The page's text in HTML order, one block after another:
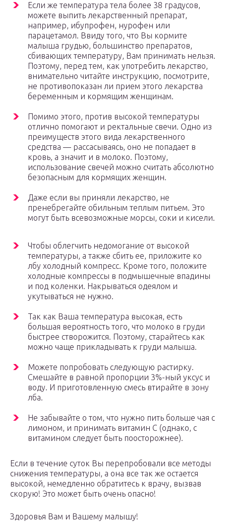
Если же температура тела более 38 градусов,
можете выпить лекарственный препарат,
например, ибупрофен, нурофен или
парацетамол. Ввиду того, что Вы кормите
малыша грудью, большинство препаратов,
сбивающих температуру, Вам принимать нельзя.
Поэтому, перед тем, как употребить лекарство,
внимательно читайте инструкцию, посмотрите,
не противопоказан ли прием этого лекарства
беременным и кормящим женщинам.
Помимо этого, против высокой температуры
отлично помогают и ректальные свечи. Одно из
преимуществ этого вида лекарственного
средства — рассасываясь, оно не попадает в
кровь, а значит и в молоко. Поэтому,
использование свечей можно считать абсолютно
безопасным для кормящих женщин.
Даже если вы приняли лекарство, не
пренебрегайте обильным теплым питьем. Это
могут быть всевозможные морсы, соки и кисели.
Чтобы облегчить недомогание от высокой
температуры, а также сбить ее, приложите ко
лбу холодный компресс. Кроме того, положите
холодные компрессы в подмышечные впадины
и под коленки. Накрываться одеялом и
укутываться не нужно.
Так как Ваша температура высокая, есть
большая вероятность того, что молоко в груди
быстрее створожится. Поэтому, старайтесь как
можно чаще прикладывать к груди малыша.
Можете попробовать следующую растирку.
Смешайте в равной пропорции 3%-ный уксус и
воду. И приготовленную смесь втирайте в зону
лба.
Не забывайте о том, что нужно пить больше чая с
лимоном, и принимать витамин С (однако, с
витамином следует быть поосторожнее).
Если в течение суток Вы перепробовали все методы
снижения температуры, а она все так же остается
высокой, немедленно обратитесь к врачу, вызвав
скорую! Это может быть очень опасно!
Здоровья Вам и Вашему малышу!